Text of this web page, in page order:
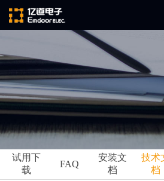
公司简介
发展历程
企业文化
ARM
Ansys
亿道动态
市场活动
试用下
载
FAQ
安装文
档
技术
档